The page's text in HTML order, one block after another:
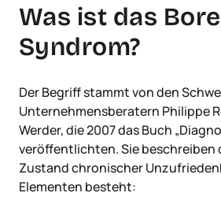
Was ist das
Syndrom?
Der Begriff stammt von den
Unternehmensberatern Philippe
Werder, die 2007 das Buch
veröffentlichten. Sie beschreiben
Zustand chronischer
Elementen besteht: